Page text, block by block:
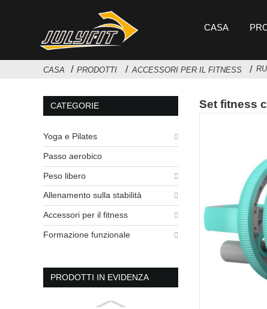
CASA
CASA PRODOTTI ACCESSORI PER IL FITNESS
CATEGORIE
Yoga e Pilates
Passo aerobico
Peso libero
Allenamento sulla stabilità
Accessori per il fitness
Formazione funzionale
PRODOTTI IN EVIDENZA
Set fitness